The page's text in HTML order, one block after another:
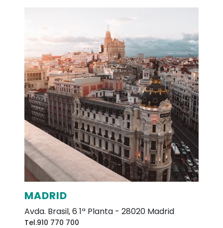
MADRID
Avda. Brasil, 6 1ª Planta -28020 Madrid
Tel.910 770 700